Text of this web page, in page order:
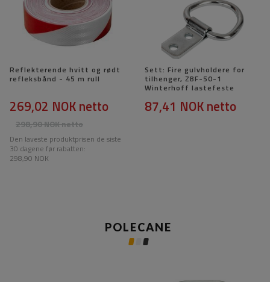
Reflekterende hvitt og rødt
refleksbånd - 45 m rull
298,90 NOKnetto
269,02 NOKnetto
Den laveste produktprisen de siste
30 dagene før rabatten:
298,90 NOK
Sett: Fire gulvholdere for
tilhenger, ZBF-50-1
Winterhoff lastefeste
87,41 NOKnetto
POLECANE